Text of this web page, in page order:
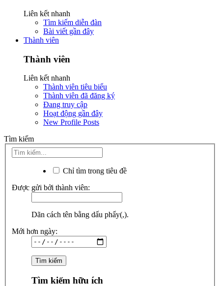
Liên kết nhanh
Tìm kiếm diễn đàn
Bài viết gần đây
Thành viên
Thành viên
Liên kết nhanh
Thành viên tiêu biểu
Thành viên đã đăng ký
Đang truy cập
Hoạt động gần đây
New Profile Posts
Tìm kiếm
Chỉ tìm trong tiêu đề
Được gửi bởi thành viên:
Dãn cách tên bằng dấu phẩy(,).
Mới hơn ngày:
Tìm kiếm hữu ích